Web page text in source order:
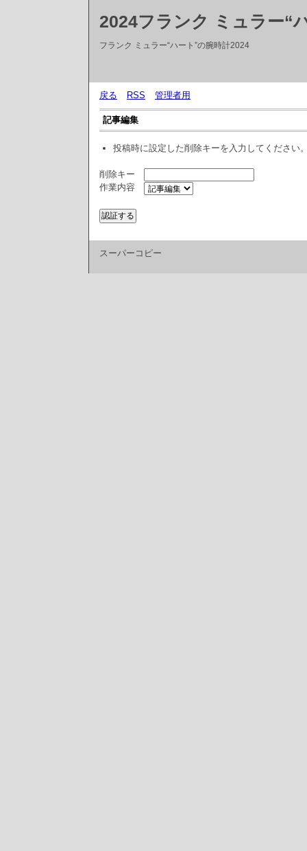
2024フランク ミュラー“
フランク ミュラー“ハート”の腕時計2024
戻る RSS 管理者用
記事編集
投稿時に設定した削除キーを入力してください
削除キー
作業内容
スーパーコピー